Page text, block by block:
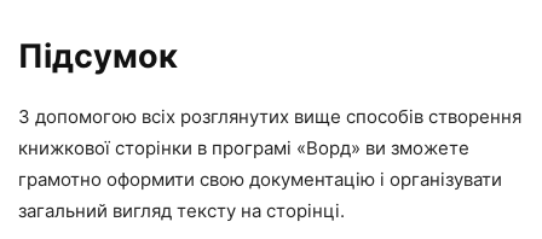
Підсумок
З допомогою всіх розглянутих вище способів створення
книжкової сторінки в програмі «Ворд» ви зможете
грамотно оформити свою документацію і організувати
загальний вигляд тексту на сторінці.